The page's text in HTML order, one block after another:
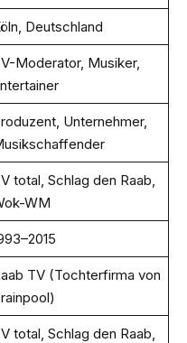
Deutschland
Moderator, Musiker,
Unternehmer,
total, Schlag den Raab,
WM
TV (Tochterfirma von
total, Schlag den Raab,